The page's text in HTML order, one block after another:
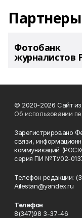
Партнеры
Фотобанк
журналистов
© 2020-2026 Сайт
Об использовании
Зарегистрировано
связи,
коммуникаций
серия ПИ №ТУ02-
Телефон редакции:
Ailestan@yandex.ru
Телефон
8(347)98 3-37-46